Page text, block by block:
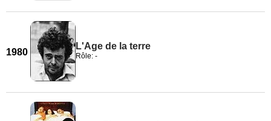
1980
L'Age de la terre
Rôle: -